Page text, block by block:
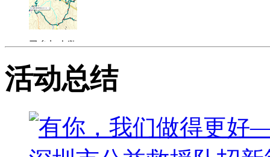
已参加人数 133
。
20260830 SURT人工搜索侦检与障
活动总结